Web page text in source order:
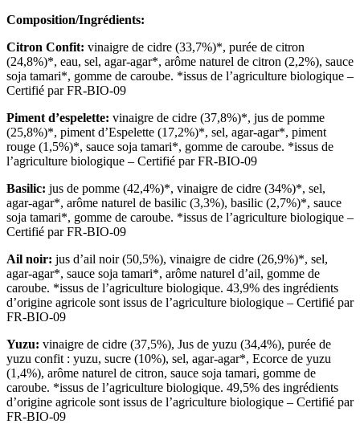
Composition/Ingrédients:
Citron Confit: vinaigre de cidre (33,7%)*, purée de citron
(24,8%)*, eau, sel, agar-agar*, arôme naturel de citron (2,2%), sauce
soja tamari*, gomme de caroube. *issus de l’agriculture biologique –
Certifié par FR-BIO-09
Piment d’espelette: vinaigre de cidre (37,8%)*, jus de pomme
(25,8%)*, piment d’Espelette (17,2%)*, sel, agar-agar*, piment
rouge (1,5%)*, sauce soja tamari*, gomme de caroube. *issus de
l’agriculture biologique – Certifié par FR-BIO-09
Basilic: jus de pomme (42,4%)*, vinaigre de cidre (34%)*, sel,
agar-agar*, arôme naturel de basilic (3,3%), basilic (2,7%)*, sauce
soja tamari*, gomme de caroube. *issus de l’agriculture biologique –
Certifié par FR-BIO-09
Ail noir: jus d’ail noir (50,5%), vinaigre de cidre (26,9%)*, sel,
agar-agar*, sauce soja tamari*, arôme naturel d’ail, gomme de
caroube. *issus de l’agriculture biologique. 43,9% des ingrédients
d’origine agricole sont issus de l’agriculture biologique – Certifié par
FR-BIO-09
Yuzu: vinaigre de cidre (37,5%), Jus de yuzu (34,4%), purée de
yuzu confit : yuzu, sucre (10%), sel, agar-agar*, Ecorce de yuzu
(1,4%), arôme naturel de citron, sauce soja tamari, gomme de
caroube. *issus de l’agriculture biologique. 49,5% des ingrédients
d’origine agricole sont issus de l’agriculture biologique – Certifié par
FR-BIO-09